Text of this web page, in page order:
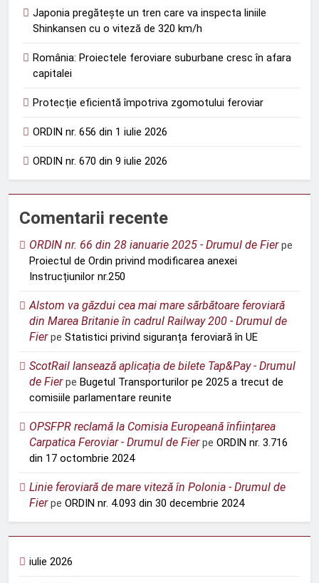
Japonia pregătește un tren care va inspecta liniile
Shinkansen cu o viteză de 320 km/h
România: Proiectele feroviare suburbane cresc în afara
capitalei
Protecție eficientă împotriva zgomotului feroviar
ORDIN nr. 656 din 1 iulie 2026
ORDIN nr. 670 din 9 iulie 2026
Comentarii recente
ORDIN nr. 66 din 28 ianuarie 2025 - Drumul de Fierpe
Proiectul de Ordin privind modificarea anexei
Instrucțiunilor nr.250
Alstom va găzdui cea mai mare sărbătoare feroviară
din Marea Britanie în cadrul Railway 200 - Drumul de
Fierpe Statistici privind siguranța feroviară în UE
ScotRail lansează aplicația de bilete Tap&Pay - Drumul
de Fierpe Bugetul Transporturilor pe 2025 a trecut de
comisiile parlamentare reunite
OPSFPR reclamă la Comisia Europeană înființarea
Carpatica Feroviar - Drumul de Fierpe ORDIN nr. 3.716
din 17 octombrie 2024
Linie feroviară de mare viteză în Polonia - Drumul de
Fierpe ORDIN nr. 4.093 din 30 decembrie 2024
iulie 2026